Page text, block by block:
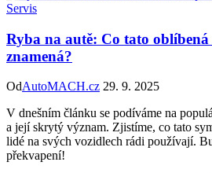
Servis
Ryba na autě: Co tato oblíbená
znamená?
OdAutoMACH.cz 29. 9. 2025
V dnešním článku se podíváme na
a její skrytý význam. Zjistíme, co tato
lidé na svých vozidlech rádi používají.
překvapení!